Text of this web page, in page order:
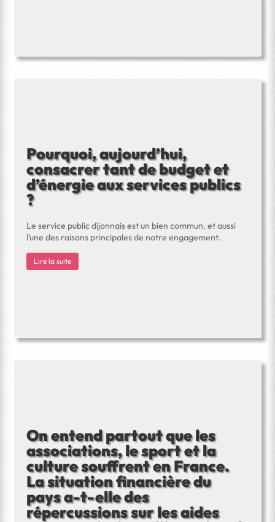
Pourquoi, aujourd’hui,
consacrer tant de budget et
d’énergie aux services publics
?
Le service public dijonnais est un bien commun, et aussi
l’une des raisons principales de notre engagement.
Lire la suite
On entend partout que les
associations, le sport et la
culture souffrent en France.
La situation financière du
pays a-t-elle des
répercussions sur les aides